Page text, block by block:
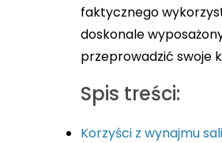
faktycznego
doskonale
przeprowadzić swoje
Spis treści:
Korzyści z wynajmu